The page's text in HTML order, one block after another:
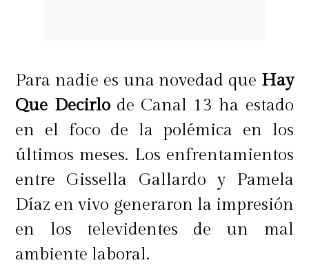
Para nadie es una novedad que Hay
Que Decirlode Canal 13 ha estado
en el foco de la polémica en los
últimos meses. Los enfrentamientos
entre Gissella Gallardo y Pamela
Díaz en vivo generaron la impresión
en los televidentes de un mal
ambiente laboral.